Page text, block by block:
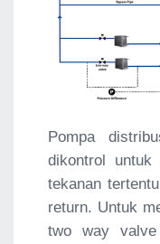
Pompa
dikontrol untuk
tekanan
return. Untuk
two way valve